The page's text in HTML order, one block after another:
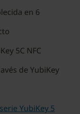
en 6
5C NFC
de YubiKey
YubiKey 5